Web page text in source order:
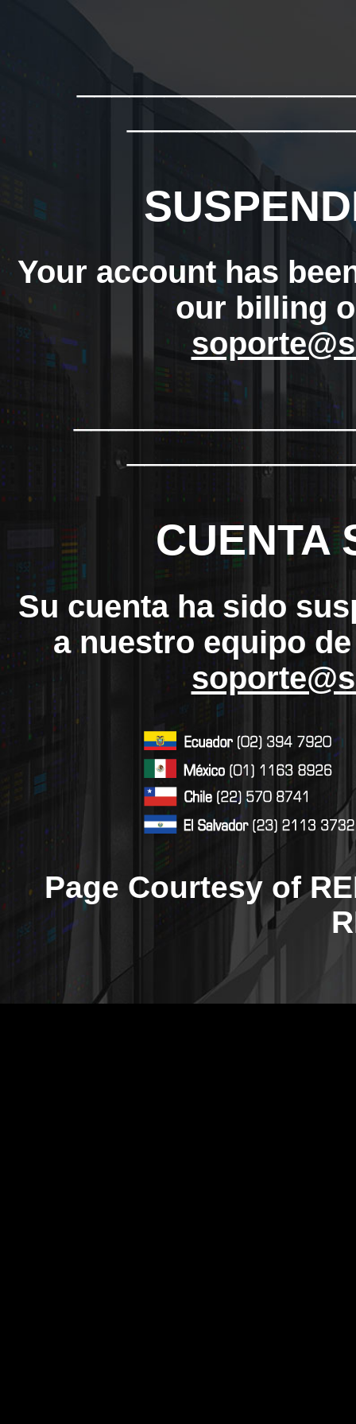
Your account has
our billing
CUENTA
Su cuenta ha sido
a nuestro equipo
Page Courtesy of